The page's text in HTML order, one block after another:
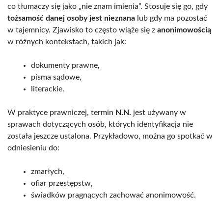
co tłumaczy się jako „nie znam imienia”. Stosuje się go, gdy
tożsamość danej osoby jest nieznana lub gdy ma pozostać
w tajemnicy. Zjawisko to często wiąże się z anonimowością
w różnych kontekstach, takich jak:
dokumenty prawne,
pisma sądowe,
literackie.
W praktyce prawniczej, termin N.N. jest używany w
sprawach dotyczących osób, których identyfikacja nie
została jeszcze ustalona. Przykładowo, można go spotkać w
odniesieniu do:
zmarłych,
ofiar przestępstw,
świadków pragnących zachować anonimowość.